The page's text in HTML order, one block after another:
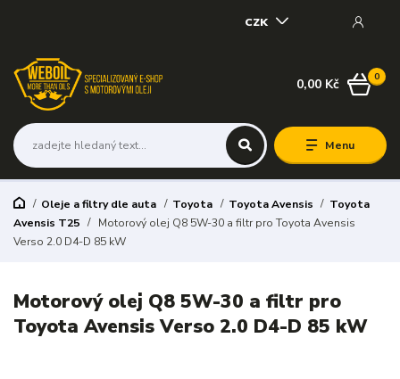
Menu
CZK
0
0,00 Kč
Oleje a filtry dle auta Toyota Toyota Avensis
Toyota
Avensis T25
Motorový olej Q8 5W-30 a filtr pro Toyota Avensis
Verso 2.0 D4-D 85 kW
Motorový olej Q8 5W-30 a filtr pro
Toyota Avensis Verso 2.0 D4-D 85 kW